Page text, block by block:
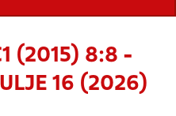
(2015) 8:8 -
16 (2026)